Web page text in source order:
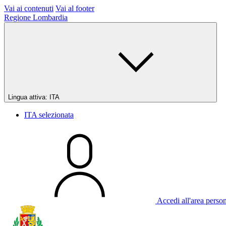
Vai ai contenuti Vai al footer
Regione Lombardia
Lingua attiva: ITA
ITA selezionata
Accedi all'area